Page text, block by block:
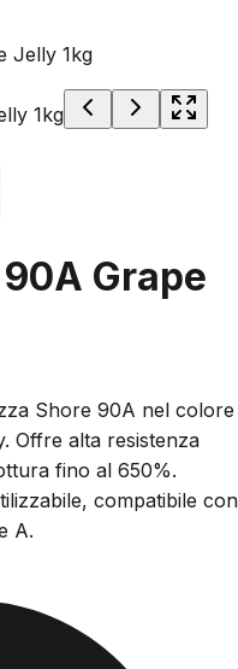
Jelly 1kg
Grape
Shore 90A nel colore
Offre alta resistenza
fino al 650%.
compatibile con
A.